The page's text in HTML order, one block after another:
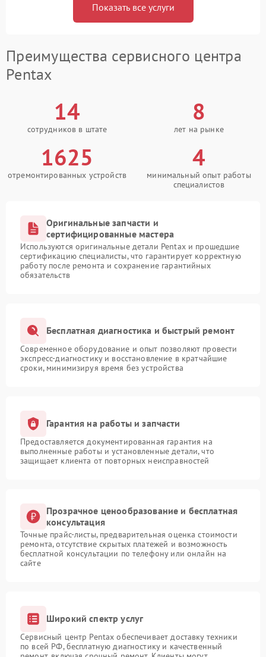
Показать все услуги
Преимущества сервисного центра
Pentax
14
сотрудников в штате
8
лет на рынке
1625
отремонтированных устройств
4
минимальный опыт работы
специалистов
Оригинальные запчасти и
сертифицированные мастера
Используются оригинальные детали Pentax и прошедшие
сертификацию специалисты, что гарантирует корректную
работу после ремонта и сохранение гарантийных
обязательств
Бесплатная диагностика и быстрый ремонт
Современное оборудование и опыт позволяют провести
экспресс-диагностику и восстановление в кратчайшие
сроки, минимизируя время без устройства
Гарантия на работы и запчасти
Предоставляется документированная гарантия на
выполненные работы и установленные детали, что
защищает клиента от повторных неисправностей
Прозрачное ценообразование и бесплатная
консультация
Точные прайс-листы, предварительная оценка стоимости
ремонта, отсутствие скрытых платежей и возможность
бесплатной консультации по телефону или онлайн на
сайте
Широкий спектр услуг
Сервисный центр Pentax обеспечивает доставку техники
по всей РФ, бесплатную диагностику и качественный